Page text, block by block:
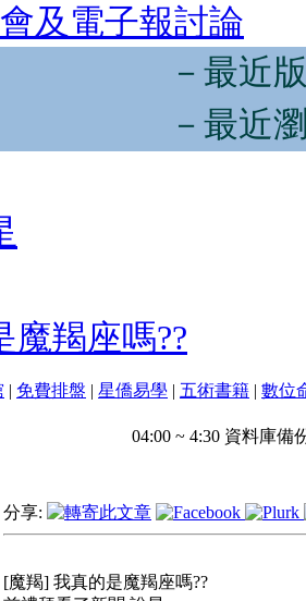
及電子報討論
－最近
－最近
魔羯座嗎??
| 免費排盤 | 星僑易學 | 五術書籍 | 數位
04:00 ~ 4:30 資料庫
分享:
[魔羯] 我真的是魔羯座嗎??